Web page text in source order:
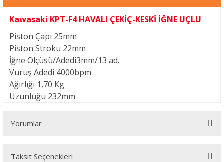
Kawasaki KPT-F4 HAVALI ÇEKİÇ-KESKİ İĞNE UÇLU
Piston Çapı 25mm
Piston Stroku 22mm
İğne Ölçüsü/Adedi3mm/13 ad.
Vuruş Adedi 4000bpm
Ağırlığı 1,70 Kg
Uzunluğu 232mm
Yorumlar
Taksit Seçenekleri